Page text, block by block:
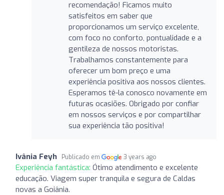
recomendação! Ficamos muito
satisfeitos em saber que
proporcionamos um serviço excelente,
com foco no conforto, pontualidade e a
gentileza de nossos motoristas.
Trabalhamos constantemente para
oferecer um bom preço e uma
experiência positiva aos nossos clientes.
Esperamos tê-la conosco novamente em
futuras ocasiões. Obrigado por confiar
em nossos serviços e por compartilhar
sua experiência tão positiva!
Ivânia Feyh Publicado em 3 years ago
Experiência fantástica: Ótimo atendimento e excelente
educação. Viagem super tranquila e segura de Caldas
novas a Goiânia.